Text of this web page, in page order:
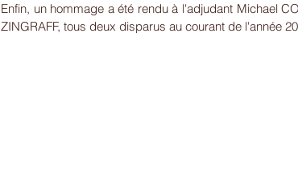
Enfin, un hommage a été rendu à l'adjudant Michael
ZINGRAFF, tous deux disparus au courant de l'année